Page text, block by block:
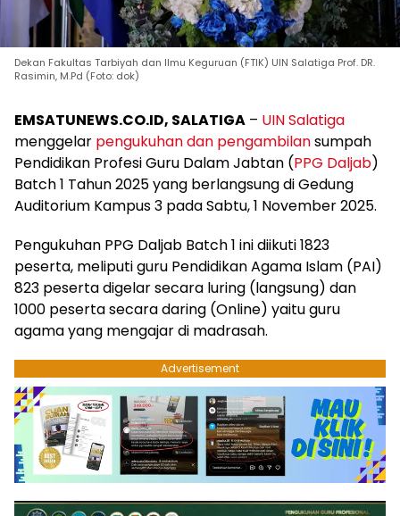
Dekan Fakultas Tarbiyah dan Ilmu Keguruan (FTIK) UIN Salatiga Prof. DR.
Rasimin, M.Pd (Foto: dok)
EMSATUNEWS.CO.ID, SALATIGA – UIN Salatiga
menggelar pengukuhan dan pengambilansumpah
Pendidikan Profesi Guru Dalam Jabtan (PPG Daljab)
Batch 1 Tahun 2025 yang berlangsung di Gedung
Auditorium Kampus 3 pada Sabtu, 1 November 2025.
Pengukuhan PPG Daljab Batch 1 ini diikuti 1823
peserta, meliputi guru Pendidikan Agama Islam (PAI)
823 peserta digelar secara luring (langsung) dan
1000 peserta secara daring (Online) yaitu guru
agama yang mengajar di madrasah.
Advertisement